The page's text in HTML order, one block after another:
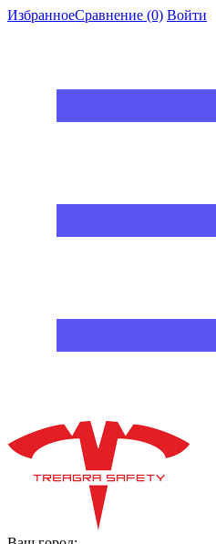
ИзбранноеСравнение (0) Войти